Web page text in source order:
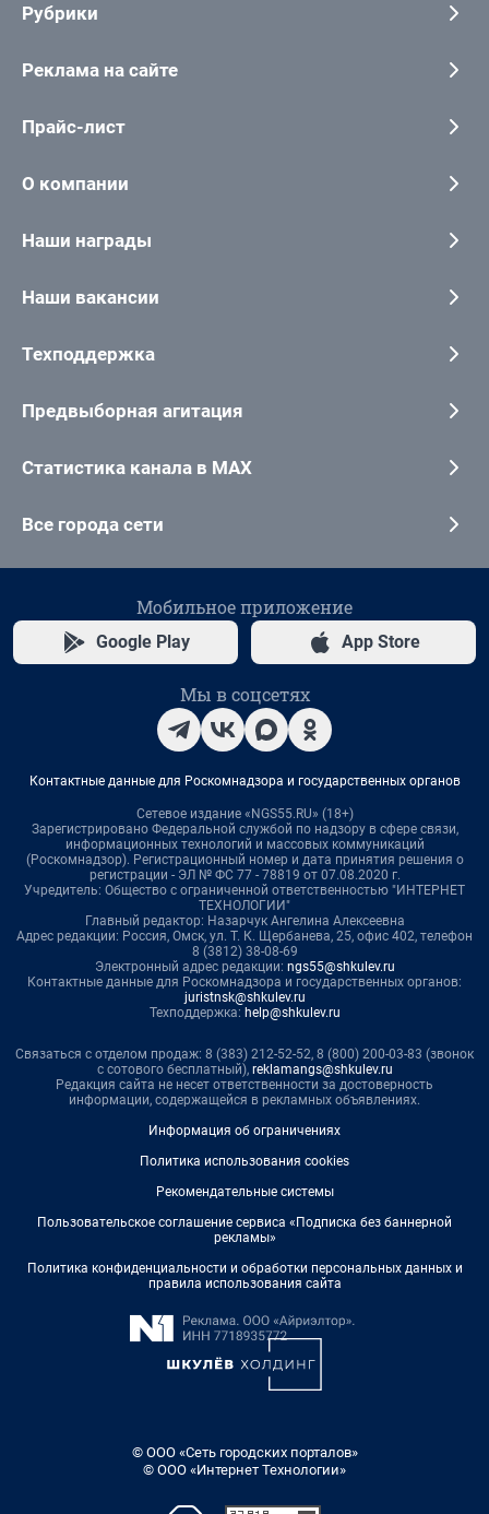
Рубрики
Реклама на сайте
Прайс-лист
О компании
Наши награды
Наши вакансии
Техподдержка
Предвыборная агитация
Статистика канала в MAX
Все города сети
Мобильное приложение
Google Play App Store
Мы в соцсетях
Контактные данные для Роскомнадзора и государственных органов
Сетевое издание «NGS55.RU» (18+)
Зарегистрировано Федеральной службой по надзору в сфере связи,
информационных технологий и массовых коммуникаций
(Роскомнадзор). Регистрационный номер и дата принятия решения о
регистрации - ЭЛ № ФС 77 - 78819 от 07.08.2020 г.
Учредитель: Общество с ограниченной ответственностью "ИНТЕРНЕТ
ТЕХНОЛОГИИ"
Главный редактор: Назарчук Ангелина Алексеевна
Адрес редакции: Россия, Омск, ул. Т. К. Щербанева, 25, офис 402, телефон
8 (3812) 38-08-69
Электронный адрес редакции: ngs55@shkulev.ru
Контактные данные для Роскомнадзора и государственных органов:
juristnsk@shkulev.ru
Техподдержка: help@shkulev.ru
Связаться с отделом продаж: 8 (383) 212-52-52, 8 (800) 200-03-83 (звонок
с сотового бесплатный), reklamangs@shkulev.ru
Редакция сайта не несет ответственности за достоверность
информации, содержащейся в рекламных объявлениях.
Информация об ограничениях
Политика использования cookies
Рекомендательные системы
Пользовательское соглашение сервиса «Подписка без баннерной
рекламы»
Политика конфиденциальности и обработки персональных данных и
правила использования сайта
© ООО «Сеть городских порталов»
© ООО «Интернет Технологии»